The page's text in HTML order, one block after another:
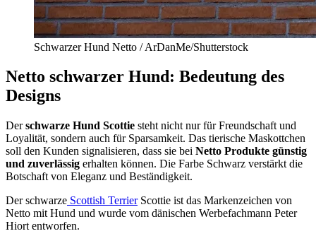
Schwarzer Hund Netto / ArDanMe/Shutterstock
Netto schwarzer Hund: Bedeutung des
Designs
Derschwarze Hund Scottie steht nicht nur für Freundschaft und
Loyalität, sondern auch für Sparsamkeit. Das tierische Maskottchen
soll den Kunden signalisieren, dass sie bei Netto Produkte günstig
und zuverlässig erhalten können. Die Farbe Schwarz verstärkt die
Botschaft von Eleganz und Beständigkeit.
Der schwarze Scottish TerrierScottie ist das Markenzeichen von
Netto mit Hund und wurde vom dänischen Werbefachmann Peter
Hiort entworfen.